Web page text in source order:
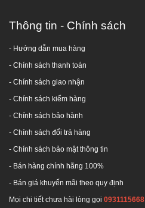
Thông tin - Chính sách
- Hướng dẫn mua hàng
- Chính sách thanh toán
- Chính sách giao nhận
- Chính sách kiểm hàng
- Chính sách bảo hành
- Chính sách đổi trả hàng
- Chính sách bảo mật thông tin
- Bán hàng chính hãng 100%
- Bán giá khuyến mãi theo quy định
Mọi chi tiết chưa hài lòng gọi 0931115668